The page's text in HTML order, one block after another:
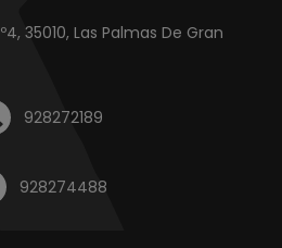
35010, Las Palmas De Gran
928272189
928274488